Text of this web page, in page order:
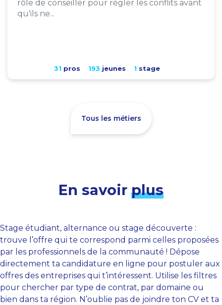
rôle de conseiller pour régler les conflits avant
qu'ils ne...
31 pros 193 jeunes 1 stage
Tous les métiers
En savoir plus
Stage étudiant, alternance ou stage découverte :
trouve l’offre qui te correspond parmi celles proposées
par les professionnels de la communauté ! Dépose
directement ta candidature en ligne pour postuler aux
offres des entreprises qui t’intéressent. Utilise les filtres
pour chercher par type de contrat, par domaine ou
bien dans ta région. N’oublie pas de joindre ton CV et ta